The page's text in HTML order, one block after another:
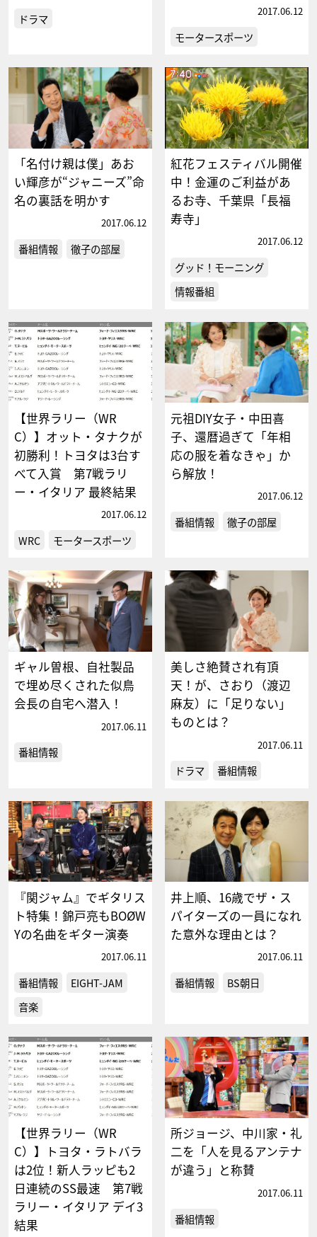
ドラマ
2017.06.12
モータースポーツ
「名付け親は僕」あお
い輝彦が“ジャニーズ”命
名の裏話を明かす
2017.06.12
番組情報 徹子の部屋
紅花フェスティバル開催
中！金運のご利益があ
るお寺、千葉県「長福
寿寺」
2017.06.12
グッド！モーニング
情報番組
【世界ラリー（WR
C）】オット・タナクが
初勝利！トヨタは3台す
べて入賞 第7戦ラリ
ー・イタリア 最終結果
2017.06.12
WRC モータースポーツ
元祖DIY女子・中田喜
子、還暦過ぎて「年相
応の服を着なきゃ」か
ら解放！
2017.06.12
番組情報 徹子の部屋
ギャル曽根、自社製品
で埋め尽くされた似鳥
会長の自宅へ潜入！
2017.06.11
番組情報
美しさ絶賛され有頂
天！が、さおり（渡辺
麻友）に「足りない」
ものとは？
2017.06.11
ドラマ 番組情報
『関ジャム』でギタリス
ト特集！錦戸亮もBOØW
Yの名曲をギター演奏
2017.06.11
番組情報
EIGHT-JAM
音楽
井上順、16歳でザ・ス
パイターズの一員になれ
た意外な理由とは？
2017.06.11
番組情報 BS朝日
【世界ラリー（WR
C）】トヨタ・ラトバラ
は2位！新人ラッピも2
日連続のSS最速 第7戦
ラリー・イタリア デイ3
結果
所ジョージ、中川家・礼
二を「人を見るアンテナ
が違う」と称賛
2017.06.11
番組情報